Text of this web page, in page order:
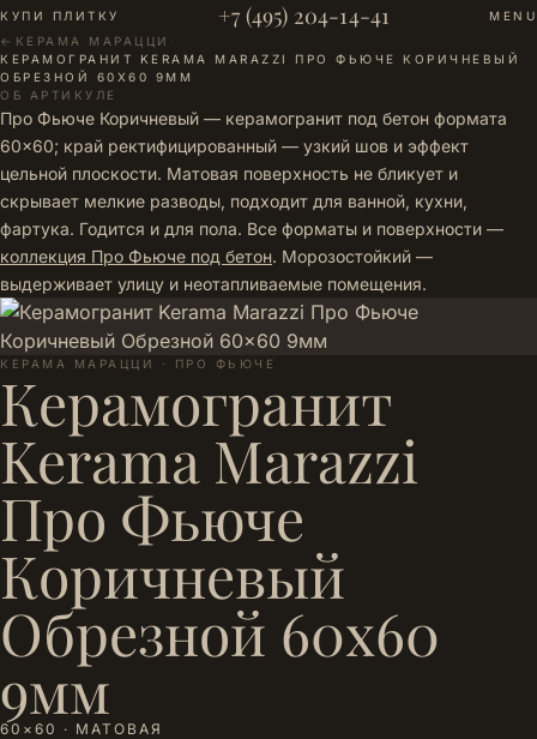
КУПИ ПЛИТКУ +7 (495) 204-14-41
MENU
← КЕРАМА МАРАЦЦИ ·
КЕРАМОГРАНИТ KERAMA MARAZZI ПРО ФЬЮЧЕ КОРИЧНЕВЫЙ
ОБРЕЗНОЙ 60X60 9ММ
ОБ АРТИКУЛЕ
Про Фьюче Коричневый — керамогранит под бетон формата
60×60; край ректифицированный — узкий шов и эффект
цельной плоскости. Матовая поверхность не бликует и
скрывает мелкие разводы, подходит для ванной, кухни,
фартука. Годится и для пола. Все форматы и поверхности —
коллекция Про Фьюче под бетон. Морозостойкий —
выдерживает улицу и неотапливаемые помещения.
КЕРАМА МАРАЦЦИ · ПРО ФЬЮЧЕ
Керамогранит
Kerama Marazzi
Про Фьюче
Коричневый
Обрезной 60x60
9мм
60×60 · МАТОВАЯ